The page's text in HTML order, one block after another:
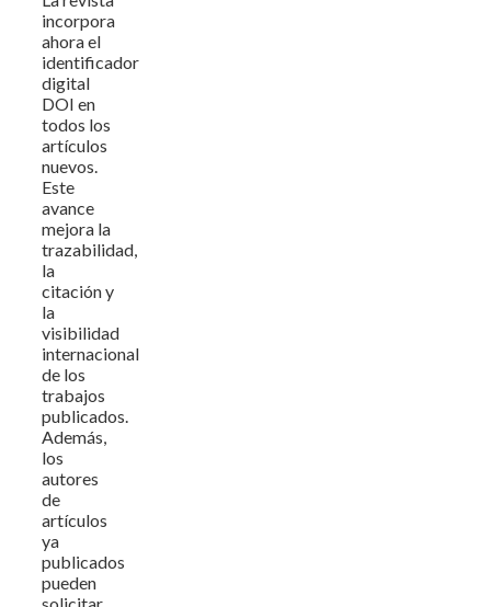
incorpora
ahora el
identificador
digital
DOI en
todos los
artículos
nuevos.
Este
avance
mejora la
trazabilidad,
la
citación y
la
visibilidad
internacional
de los
trabajos
publicados.
Además,
los
autores
de
artículos
ya
publicados
pueden